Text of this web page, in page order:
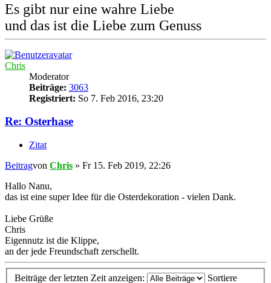
Es gibt nur eine wahre Liebe
und das ist die Liebe zum Genuss
Chris
Moderator
Beiträge: 3063
Registriert: So 7. Feb 2016, 23:20
Re: Osterhase
Zitat
Beitragvon Chris » Fr 15. Feb 2019, 22:26
Hallo Nanu,
das ist eine super Idee für die Osterdekoration - vielen Dank.
Liebe Grüße
Chris
Eigennutz ist die Klippe,
an der jede Freundschaft zerschellt.
Beiträge der letzten Zeit anzeigen: Sortiere